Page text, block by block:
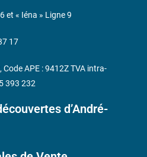
d’André-
et « Iéna » Ligne 9
17
Code APE : 9412Z TVA intra-
393 232